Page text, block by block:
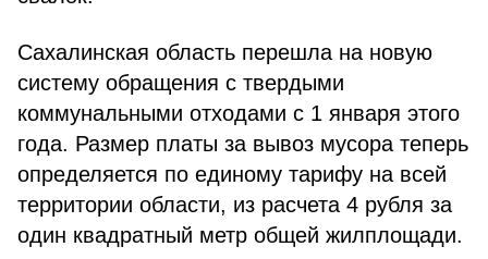
Сахалинская область перешла на новую
систему обращения с твердыми
коммунальными отходами с 1 января этого
года. Размер платы за вывоз мусора теперь
определяется по единому тарифу на всей
территории области, из расчета 4 рубля за
один квадратный метр общей жилплощади.